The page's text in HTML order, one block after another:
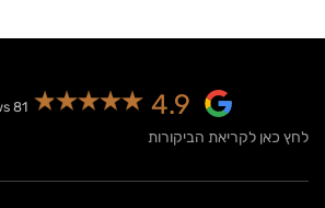
₪800.00.
₪550.00.
4.9
81 reviews
לחץ כאן לקריאת הביקורות